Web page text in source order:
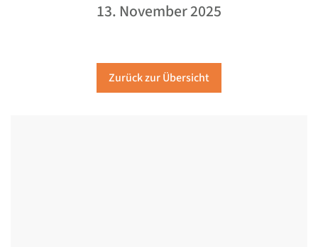
13. November 2025
Zurück zur Übersicht